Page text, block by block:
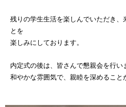
残りの学生生活を楽しんでいただき、
とを
楽しみにしております。
内定式の後は、皆さんで懇親会を行い
和やかな雰囲気で、親睦を深めること